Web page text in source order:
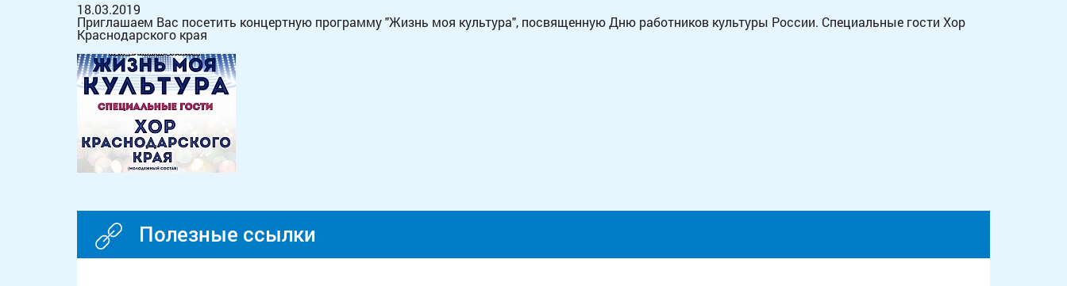
18.03.2019
Приглашаем Вас посетить концертную программу "Жизнь моя культура", посвященную Дню работников культуры России. Специальные гости Хор
Краснодарского края
Полезные ссылки